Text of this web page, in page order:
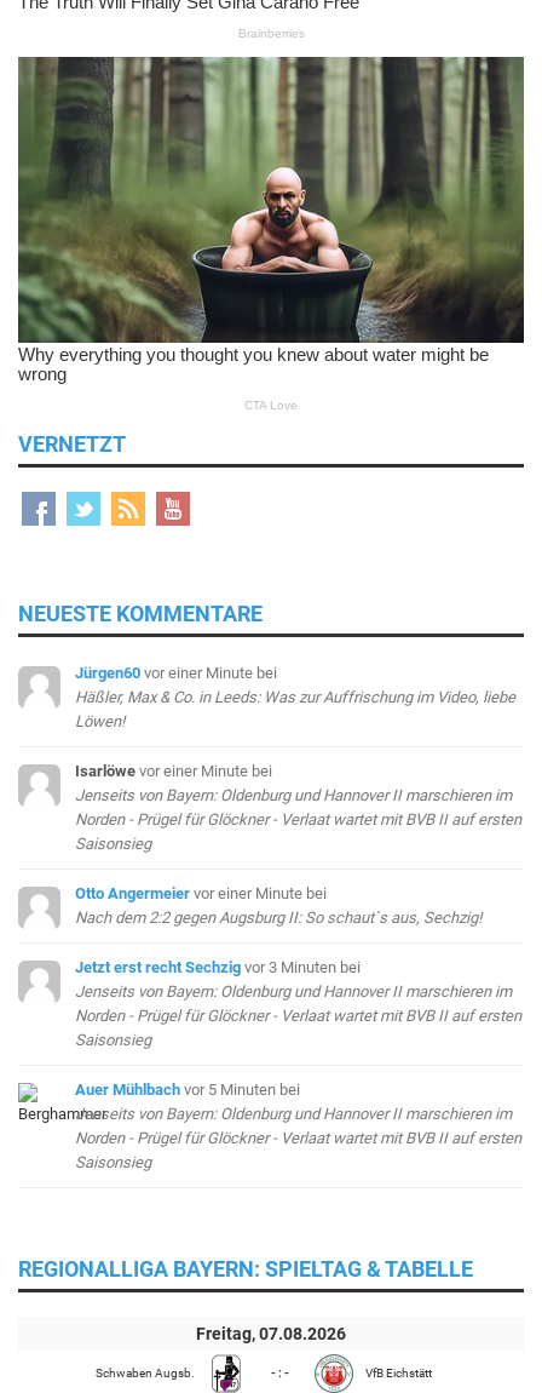
VERNETZT
NEUESTE KOMMENTARE
Jürgen60 vor einer Minute bei
Häßler, Max & Co. in Leeds: Was zur Auffrischung im Video, liebe
Löwen!
Isarlöwe vor einer Minute bei
Jenseits von Bayern: Oldenburg und Hannover II marschieren im
Norden - Prügel für Glöckner - Verlaat wartet mit BVB II auf ersten
Saisonsieg
Otto Angermeier vor einer Minute bei
Nach dem 2:2 gegen Augsburg II: So schaut`s aus, Sechzig!
Jetzt erst recht Sechzig vor 3 Minuten bei
Jenseits von Bayern: Oldenburg und Hannover II marschieren im
Norden - Prügel für Glöckner - Verlaat wartet mit BVB II auf ersten
Saisonsieg
Auer Mühlbach vor 5 Minuten bei
Jenseits von Bayern: Oldenburg und Hannover II marschieren im
Norden - Prügel für Glöckner - Verlaat wartet mit BVB II auf ersten
Saisonsieg
REGIONALLIGA BAYERN: SPIELTAG & TABELLE
Freitag, 07.08.2026
Schwaben Augsb. - : - VfB Eichstätt